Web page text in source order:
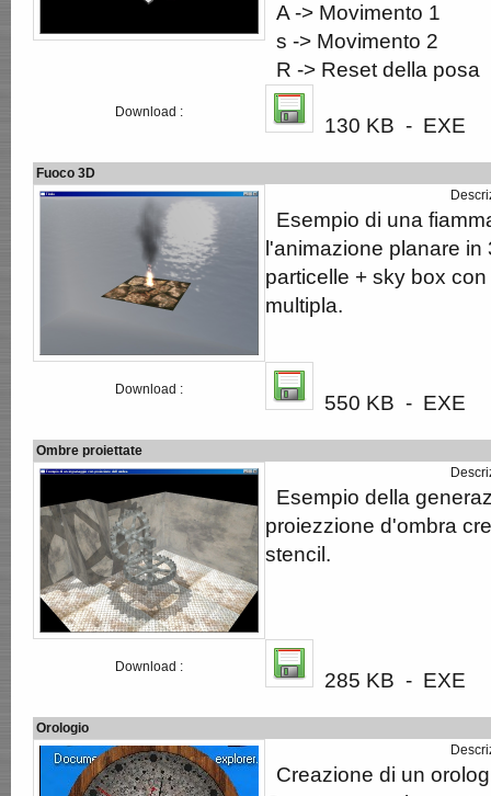
A -> Movimento 1
s -> Movimento 2
R -> Reset della posa
Download :
130 KB - EXE
Fuoco 3D
Esempio di una
l'animazione planare
particelle + sky box
multipla.
Download :
550 KB - EXE
Ombre proiettate
Esempio della
proiezzione d'ombra
stencil.
Download :
285 KB - EXE
Orologio
Creazione di un